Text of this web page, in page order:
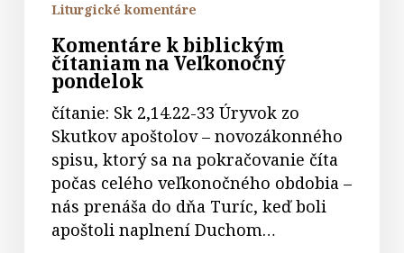
Liturgické komentáre
Komentáre k biblickým
čítaniam na Veľkonočný
pondelok
čítanie: Sk 2,14.22-33 Úryvok zo
Skutkov apoštolov – novozákonného
spisu, ktorý sa na pokračovanie číta
počas celého veľkonočného obdobia –
nás prenáša do dňa Turíc, keď boli
apoštoli naplnení Duchom…